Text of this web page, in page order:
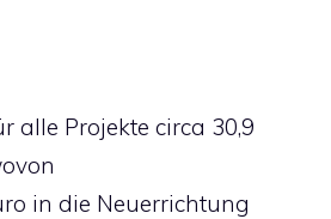
alle Projekte circa 30,9
in die Neuerrichtung